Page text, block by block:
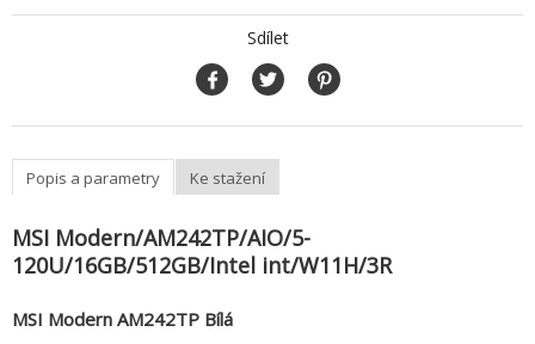
Sdílet
Popis a parametry Ke stažení
MSI Modern/AM242TP/AIO/5-
120U/16GB/512GB/Intel int/W11H/3R
MSI Modern AM242TP Bílá